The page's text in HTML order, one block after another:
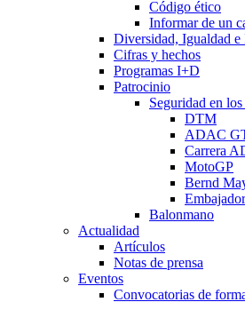
Código ético
Informar de un
Diversidad, Igualdad e
Cifras y hechos
Programas I+D
Patrocinio
Seguridad en
DTM
ADAC
Carrera
MotoGP
Bernd
Balonmano
Actualidad
Artículos
Notas de prensa
Eventos
Convocatorias de